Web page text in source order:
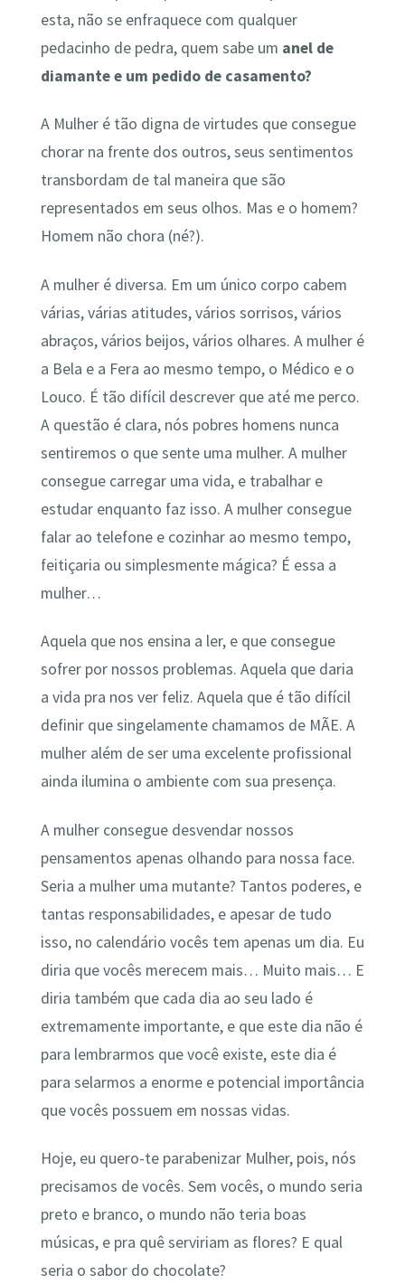
esta, não se enfraquece com qualquer
pedacinho de pedra, quem sabe um anel de
diamante e um pedido de casamento?
A Mulher é tão digna de virtudes que consegue
chorar na frente dos outros, seus sentimentos
transbordam de tal maneira que são
representados em seus olhos. Mas e o homem?
Homem não chora (né?).
A mulher é diversa. Em um único corpo cabem
várias, várias atitudes, vários sorrisos, vários
abraços, vários beijos, vários olhares. A mulher é
a Bela e a Fera ao mesmo tempo, o Médico e o
Louco. É tão difícil descrever que até me perco.
A questão é clara, nós pobres homens nunca
sentiremos o que sente uma mulher. A mulher
consegue carregar uma vida, e trabalhar e
estudar enquanto faz isso. A mulher consegue
falar ao telefone e cozinhar ao mesmo tempo,
feitiçaria ou simplesmente mágica? É essa a
mulher…
Aquela que nos ensina a ler, e que consegue
sofrer por nossos problemas. Aquela que daria
a vida pra nos ver feliz. Aquela que é tão difícil
definir que singelamente chamamos de MÃE. A
mulher além de ser uma excelente profissional
ainda ilumina o ambiente com sua presença.
A mulher consegue desvendar nossos
pensamentos apenas olhando para nossa face.
Seria a mulher uma mutante? Tantos poderes, e
tantas responsabilidades, e apesar de tudo
isso, no calendário vocês tem apenas um dia. Eu
diria que vocês merecem mais… Muito mais… E
diria também que cada dia ao seu lado é
extremamente importante, e que este dia não é
para lembrarmos que você existe, este dia é
para selarmos a enorme e potencial importância
que vocês possuem em nossas vidas.
Hoje, eu quero-te parabenizar Mulher, pois, nós
precisamos de vocês. Sem vocês, o mundo seria
preto e branco, o mundo não teria boas
músicas, e pra quê serviriam as flores? E qual
seria o sabor do chocolate?